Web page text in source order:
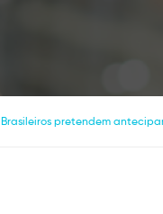
Brasileiros pretendem